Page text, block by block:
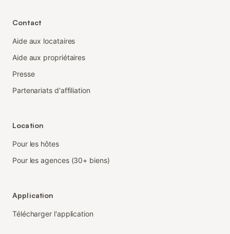
Contact
Aide aux locataires
Aide aux propriétaires
Presse
Partenariats d'affiliation
Location
Pour les hôtes
Pour les agences (30+ biens)
Application
Télécharger l'application